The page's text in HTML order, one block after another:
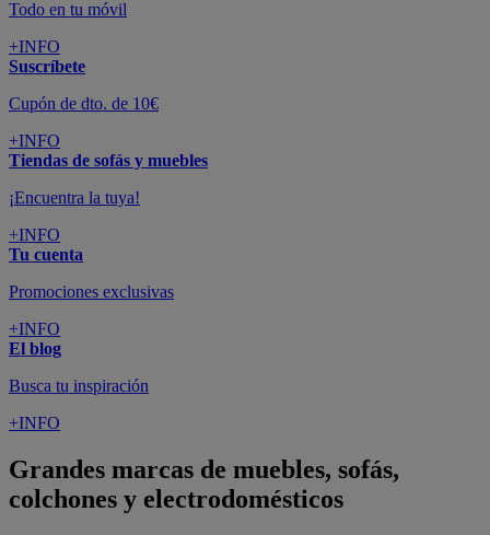
Todo en tu móvil
+INFO
Suscríbete
Cupón de dto. de 10€
+INFO
Tiendas de sofás y muebles
¡Encuentra la tuya!
+INFO
Tu cuenta
Promociones exclusivas
+INFO
El blog
Busca tu inspiración
+INFO
Grandes marcas de muebles, sofás,
colchones y electrodomésticos